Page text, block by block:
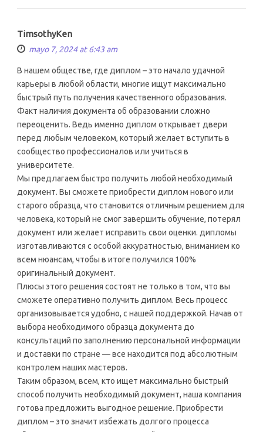
TimsothyKen
mayo 7, 2024 at 6:43 am
В нашем обществе, где диплом – это начало удачной
карьеры в любой области, многие ищут максимально
быстрый путь получения качественного образования.
Факт наличия документа об образовании сложно
переоценить. Ведь именно диплом открывает двери
перед любым человеком, который желает вступить в
сообщество профессионалов или учиться в
университете.
Мы предлагаем быстро получить любой необходимый
документ. Вы сможете приобрести диплом нового или
старого образца, что становится отличным решением для
человека, который не смог завершить обучение, потерял
документ или желает исправить свои оценки. дипломы
изготавливаются с особой аккуратностью, вниманием ко
всем нюансам, чтобы в итоге получился 100%
оригинальный документ.
Плюсы этого решения состоят не только в том, что вы
сможете оперативно получить диплом. Весь процесс
организовывается удобно, с нашей поддержкой. Начав от
выбора необходимого образца документа до
консультаций по заполнению персональной информации
и доставки по стране — все находится под абсолютным
контролем наших мастеров.
Таким образом, всем, кто ищет максимально быстрый
способ получить необходимый документ, наша компания
готова предложить выгодное решение. Приобрести
диплом – это значит избежать долгого процесса